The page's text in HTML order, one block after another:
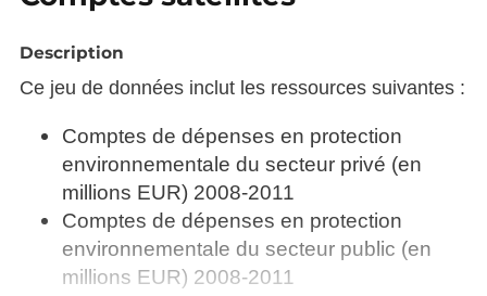
Description
Ce jeu de données inclut les ressources suivantes :
Comptes de dépenses en protection
environnementale du secteur privé (en
millions EUR) 2008-2011
Comptes de dépenses en protection
environnementale du secteur public (en
millions EUR) 2008-2011